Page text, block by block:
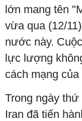
lớn mang tên
vừa qua (12/
nước này.
lực lượng
cách mạng của
Trong ngày thứ
Iran đã tiến